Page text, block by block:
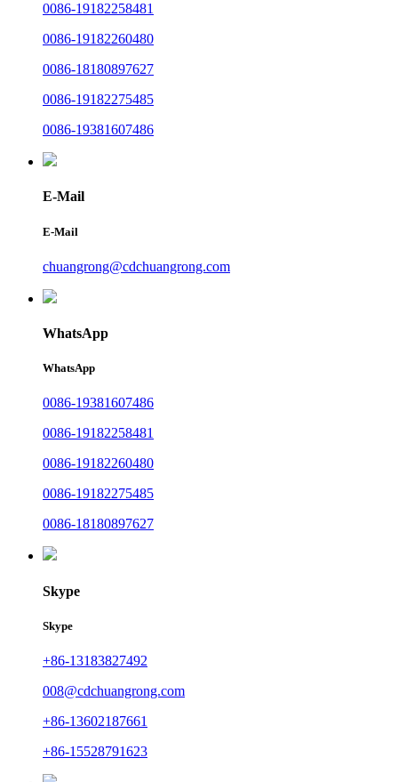
0086-19182258481
0086-19182260480
0086-18180897627
0086-19182275485
0086-19381607486
E-Mail
E-Mail
chuangrong@cdchuangrong.com
WhatsApp
WhatsApp
0086-19381607486
0086-19182258481
0086-19182260480
0086-19182275485
0086-18180897627
Skype
Skype
+86-13183827492
008@cdchuangrong.com
+86-13602187661
+86-15528791623